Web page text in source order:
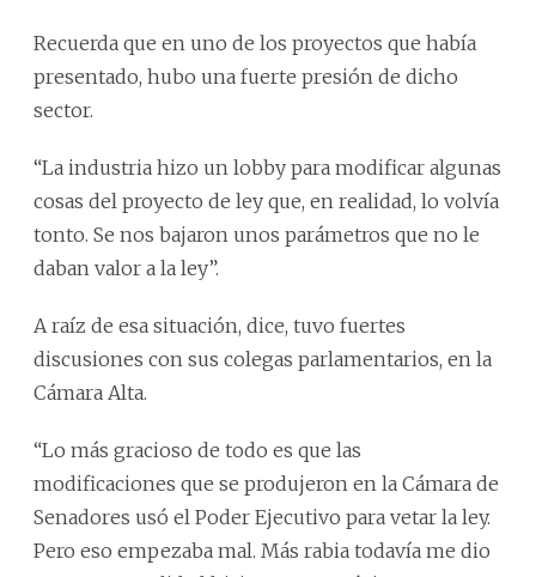
Recuerda que en uno de los proyectos que había
presentado, hubo una fuerte presión de dicho
sector.
“La industria hizo un lobby para modificar algunas
cosas del proyecto de ley que, en realidad, lo volvía
tonto. Se nos bajaron unos parámetros que no le
daban valor a la ley”.
A raíz de esa situación, dice, tuvo fuertes
discusiones con sus colegas parlamentarios, en la
Cámara Alta.
“Lo más gracioso de todo es que las
modificaciones que se produjeron en la Cámara de
Senadores usó el Poder Ejecutivo para vetar la ley.
Pero eso empezaba mal. Más rabia todavía me dio